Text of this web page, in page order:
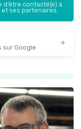
d’être contacté(e) à
et ses partenaires.
Google